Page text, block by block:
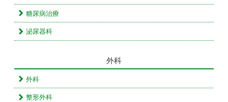
糖尿病治療
泌尿器科
外科
外科
整形外科